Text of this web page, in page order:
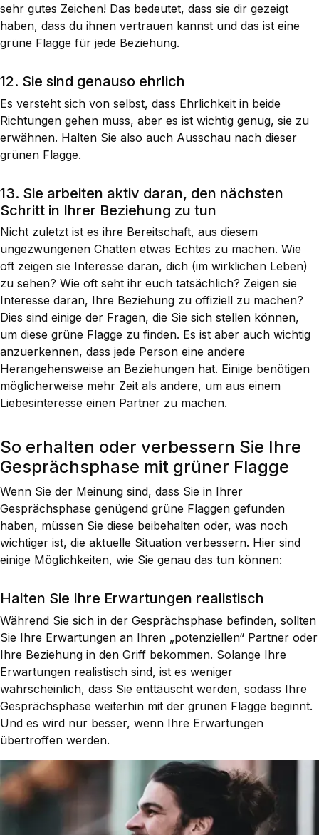
sehr gutes Zeichen! Das bedeutet, dass sie dir gezeigt
haben, dass du ihnen vertrauen kannst und das ist eine
grüne Flagge für jede Beziehung.
12. Sie sind genauso ehrlich
Es versteht sich von selbst, dass Ehrlichkeit in beide
Richtungen gehen muss, aber es ist wichtig genug, sie zu
erwähnen. Halten Sie also auch Ausschau nach dieser
grünen Flagge.
13. Sie arbeiten aktiv daran, den nächsten
Schritt in Ihrer Beziehung zu tun
Nicht zuletzt ist es ihre Bereitschaft, aus diesem
ungezwungenen Chatten etwas Echtes zu machen. Wie
oft zeigen sie Interesse daran, dich (im wirklichen Leben)
zu sehen? Wie oft seht ihr euch tatsächlich? Zeigen sie
Interesse daran, Ihre Beziehung zu offiziell zu machen?
Dies sind einige der Fragen, die Sie sich stellen können,
um diese grüne Flagge zu finden. Es ist aber auch wichtig
anzuerkennen, dass jede Person eine andere
Herangehensweise an Beziehungen hat. Einige benötigen
möglicherweise mehr Zeit als andere, um aus einem
Liebesinteresse einen Partner zu machen.
So erhalten oder verbessern Sie Ihre
Gesprächsphase mit grüner Flagge
Wenn Sie der Meinung sind, dass Sie in Ihrer
Gesprächsphase genügend grüne Flaggen gefunden
haben, müssen Sie diese beibehalten oder, was noch
wichtiger ist, die aktuelle Situation verbessern. Hier sind
einige Möglichkeiten, wie Sie genau das tun können:
Halten Sie Ihre Erwartungen realistisch
Während Sie sich in der Gesprächsphase befinden, sollten
Sie Ihre Erwartungen an Ihren „potenziellen“ Partner oder
Ihre Beziehung in den Griff bekommen. Solange Ihre
Erwartungen realistisch sind, ist es weniger
wahrscheinlich, dass Sie enttäuscht werden, sodass Ihre
Gesprächsphase weiterhin mit der grünen Flagge beginnt.
Und es wird nur besser, wenn Ihre Erwartungen
übertroffen werden.